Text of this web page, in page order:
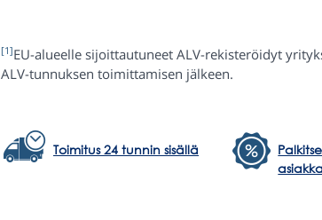
[1]EU-alueelle sijoittautuneet ALV-rekisteröidyt
ALV-tunnuksen toimittamisen jälkeen.
Toimitus 24 tunnin sisällä